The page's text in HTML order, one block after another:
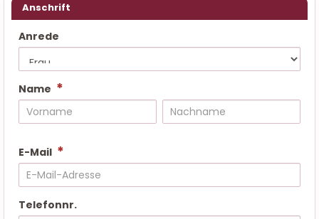
Anschrift
Anrede
Name *
E-Mail *
Telefonnr.